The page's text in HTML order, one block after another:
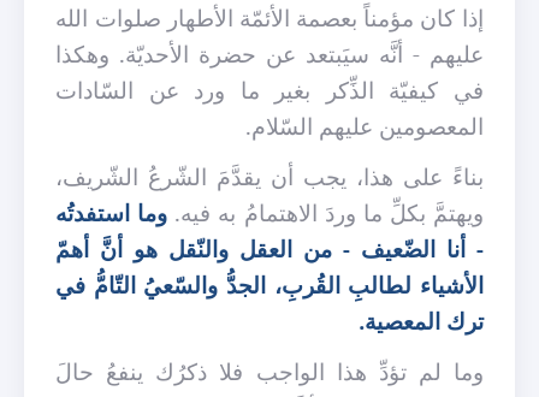
إذا كان مؤمناً بعصمة الأئمّة الأطهار صلوات الله
عليهم - أنَّه سيَبتعد عن حضرة الأحديّة. وهكذا
في كيفيّة الذِّكر بغير ما ورد عن السّادات
المعصومين عليهم السّلام.
بناءً على هذا، يجب أن يقدَّمَ الشّرعُ الشّريف،
ويهتمَّ بكلِّ ما وردَ الاهتمامُ به فيه. وما استفدتُه
- أنا الضّعيف - من العقل والنّقل هو أنَّ أهمّ
الأشياء لطالبِ القُربِ، الجدُّ والسّعيُ التّامُّ في
ترك المعصية.
وما لم تؤدِّ هذا الواجب فلا ذكرُك ينفعُ حالَ